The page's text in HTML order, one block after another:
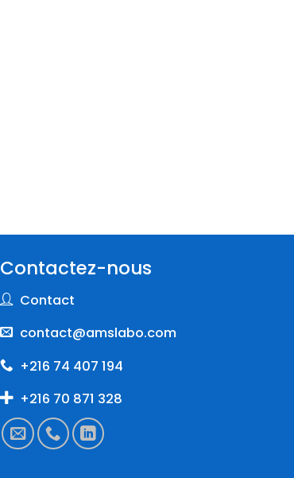
Contactez-nous
Contact
contact@amslabo.com
+216 74 407 194
+216 70 871 328